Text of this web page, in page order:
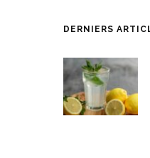
DERNIERS